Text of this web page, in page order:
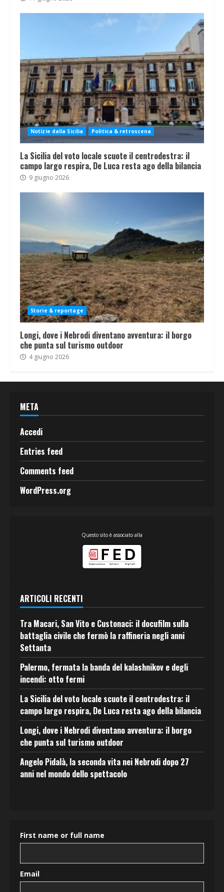
Notizie dalla Sicilia Politica & retroscena
La Sicilia del voto locale scuote il centrodestra: il
campo largo respira, De Luca resta ago della bilancia
9 giugno 2026
Storie & reportage
Longi, dove i Nebrodi diventano avventura: il borgo
che punta sul turismo outdoor
4 giugno 2026
META
Accedi
Entries feed
Comments feed
WordPress.org
Questo sito è associato alla
ARTICOLI RECENTI
Tra Macari, San Vito e Custonaci: il docufilm sulla
battaglia civile che fermò la raffineria negli anni
Settanta
Palermo, fermata la banda del kalashnikov e degli
incendi: otto fermi
La Sicilia del voto locale scuote il centrodestra: il
campo largo respira, De Luca resta ago della bilancia
Longi, dove i Nebrodi diventano avventura: il borgo
che punta sul turismo outdoor
Angelo Pidalà, la seconda vita nei Nebrodi dopo 27
anni nel mondo dello spettacolo
First name or full name
Email